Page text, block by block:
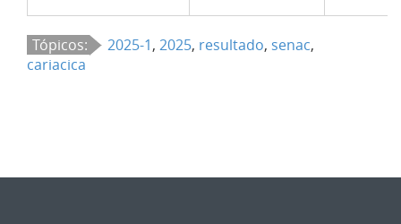
Tópicos: 2025-1, 2025, resultado, senac,
cariacica